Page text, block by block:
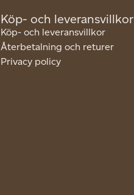
Köp- och leveransvillkor
Köp- och leveransvillkor
Återbetalning och returer
Privacy policy